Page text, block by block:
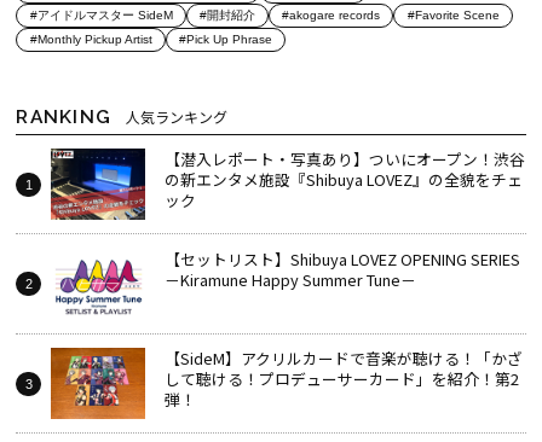
#アイドルマスター SideM
#開封紹介 #akogare records
#Favorite Scene
#Monthly Pickup Artist
#Pick Up Phrase
RANKING 人気ランキング
【潜入レポート・写真あり】ついにオープン！渋谷
の新エンタメ施設『Shibuya LOVEZ』の全貌をチェ
ック
【セットリスト】Shibuya LOVEZ OPENING SERIES
－Kiramune Happy Summer Tune－
【SideM】アクリルカードで音楽が聴ける！「かざ
して聴ける！プロデューサーカード」を紹介！第2
弾！